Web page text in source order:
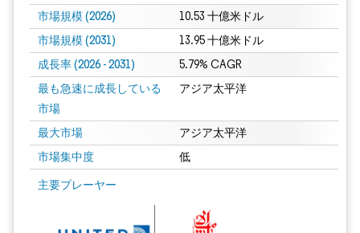
市場規模 (2026) 10.53 十億米ドル
市場規模 (2031) 13.95 十億米ドル
成長率 (2026 - 2031) 5.79% CAGR
最も急速に成長している
市場
アジア太平洋
最大市場 アジア太平洋
市場集中度 低
主要プレーヤー
画像 © Mordor Intelligence。再利用にはCC BY 4.0の表示が必要です。